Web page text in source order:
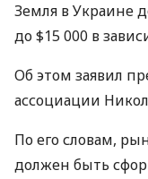
Земля в Украине
до $15 000 в
Об этом заявил
ассоциации
По его словам,
должен быть